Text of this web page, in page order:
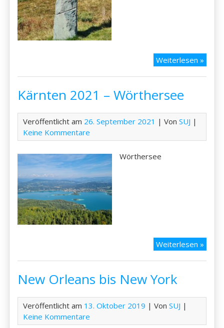
Weiterlesen »
Kärnten 2021 – Wörthersee
Veröffentlicht am 26. September 2021 | VonSUJ |
Keine Kommentare
Wörthersee
Weiterlesen »
New Orleans bis New York
Veröffentlicht am 13. Oktober 2019 | VonSUJ |
Keine Kommentare